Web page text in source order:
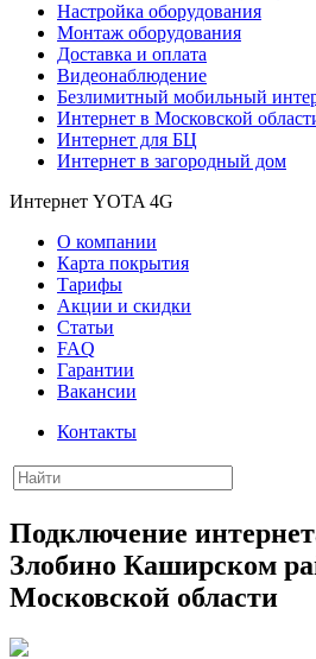
Настройка оборудования
Монтаж оборудования
Доставка и оплата
Видеонаблюдение
Безлимитный мобильный
Интернет в Московской
Интернет для БЦ
Интернет в загородный дом
Интернет YOTA 4G
О компании
Карта покрытия
Тарифы
Акции и скидки
Статьи
FAQ
Гарантии
Вакансии
Контакты
Подключение
Злобино Каширском
Московской области